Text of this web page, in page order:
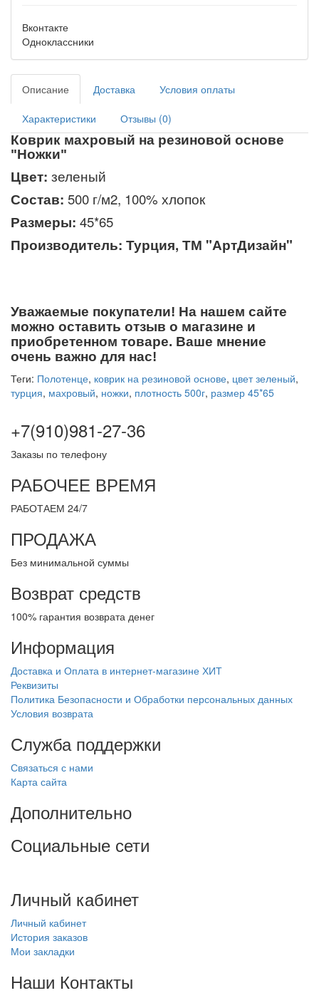
Вконтакте
Одноклассники
Описание Доставка Условия оплаты
Характеристики Отзывы (0)
Коврик махровый на резиновой основе
"Ножки"
Цвет: зеленый
Состав: 500 г/м2, 100% хлопок
Размеры: 45*65
Производитель: Турция, ТМ "АртДизайн"
Уважаемые покупатели! На нашем сайте
можно оставить отзыв о магазине и
приобретенном товаре. Ваше мнение
очень важно для нас!
Теги: Полотенце, коврик на резиновой основе, цвет зеленый,
турция, махровый, ножки, плотность 500г, размер 45*65
+7(910)981-27-36
Заказы по телефону
РАБОЧЕЕ ВРЕМЯ
РАБОТАЕМ 24/7
ПРОДАЖА
Без минимальной суммы
Возврат средств
100% гарантия возврата денег
Информация
Доставка и Оплата в интернет-магазине ХИТ
Реквизиты
Политика Безопасности и Обработки персональных данных
Условия возврата
Служба поддержки
Связаться с нами
Карта сайта
Дополнительно
Социальные сети
Личный кабинет
Личный кабинет
История заказов
Мои закладки
Наши Контакты